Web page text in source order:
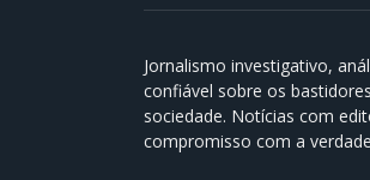
Jornalismo investigativo,
confiável sobre os
sociedade. Notícias com
compromisso com a